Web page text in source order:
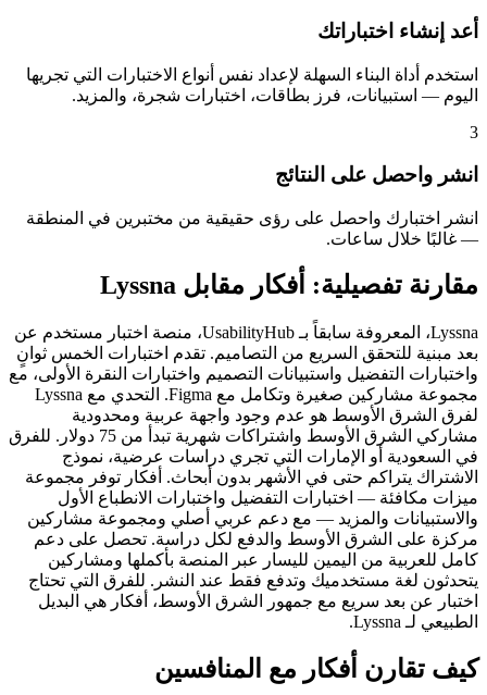
أعد إنشاء اختباراتك
استخدم أداة البناء السهلة لإعداد نفس أنواع الاختبارات التي تجريها
اليوم — استبيانات، فرز بطاقات، اختبارات شجرة، والمزيد.
3
انشر واحصل على النتائج
انشر اختبارك واحصل على رؤى حقيقية من مختبرين في المنطقة
— غالبًا خلال ساعات.
مقارنة تفصيلية: أفكار مقابل Lyssna
Lyssna، المعروفة سابقاً بـ UsabilityHub، منصة اختبار مستخدم عن
بعد مبنية للتحقق السريع من التصاميم. تقدم اختبارات الخمس ثوانٍ
واختبارات التفضيل واستبيانات التصميم واختبارات النقرة الأولى، مع
مجموعة مشاركين صغيرة وتكامل مع Figma. التحدي مع Lyssna
لفرق الشرق الأوسط هو عدم وجود واجهة عربية ومحدودية
مشاركي الشرق الأوسط واشتراكات شهرية تبدأ من 75 دولار. للفرق
في السعودية أو الإمارات التي تجري دراسات عرضية، نموذج
الاشتراك يتراكم حتى في الأشهر بدون أبحاث. أفكار توفر مجموعة
ميزات مكافئة — اختبارات التفضيل واختبارات الانطباع الأول
والاستبيانات والمزيد — مع دعم عربي أصلي ومجموعة مشاركين
مركزة على الشرق الأوسط والدفع لكل دراسة. تحصل على دعم
كامل للعربية من اليمين لليسار عبر المنصة بأكملها ومشاركين
يتحدثون لغة مستخدميك وتدفع فقط عند النشر. للفرق التي تحتاج
اختبار عن بعد سريع مع جمهور الشرق الأوسط، أفكار هي البديل
الطبيعي لـ Lyssna.
كيف تقارن أفكار مع المنافسين